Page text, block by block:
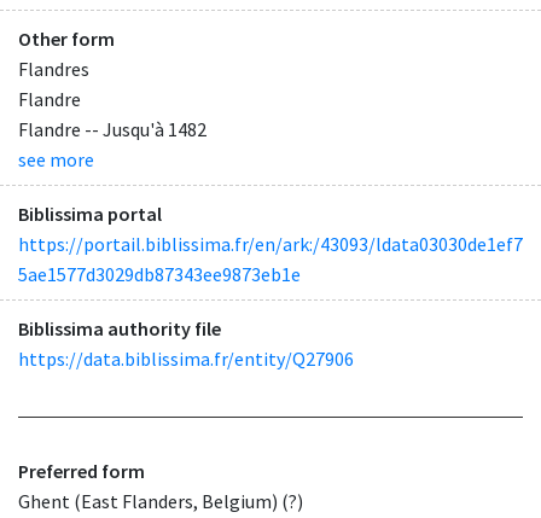
Other form
Flandres
Flandre
Flandre -- Jusqu'à 1482
see more
Biblissima portal
https://portail.biblissima.fr/en/ark:/43093/ldata03030de1ef7
5ae1577d3029db87343ee9873eb1e
Biblissima authority file
https://data.biblissima.fr/entity/Q27906
Preferred form
Ghent (East Flanders, Belgium) (?)